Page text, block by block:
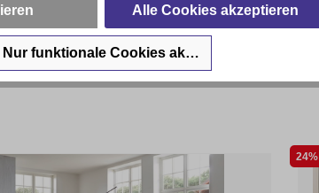
19 Uhr
24%
Alle Cookies akzeptieren
Nur funktionale Cookies akzeptieren